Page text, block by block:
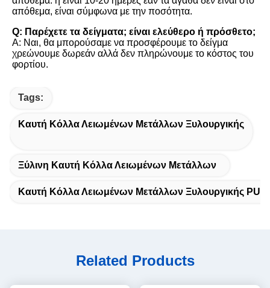
απόθεμα, είναι σύμφωνα με την ποσότητα.
Q: Παρέχετε τα δείγματα; είναι ελεύθερο ή πρόσθετο;
Α: Ναι, θα μπορούσαμε να προσφέρουμε το δείγμα
χρεώνουμε δωρεάν αλλά δεν πληρώνουμε το κόστος του
φορτίου.
Tags:
Καυτή Κόλλα Λειωμένων Μετάλλων Ξυλουργικής
Ξύλινη Καυτή Κόλλα Λειωμένων Μετάλλων
Καυτή Κόλλα Λειωμένων Μετάλλων Ξυλουργικής PUR
Related Products